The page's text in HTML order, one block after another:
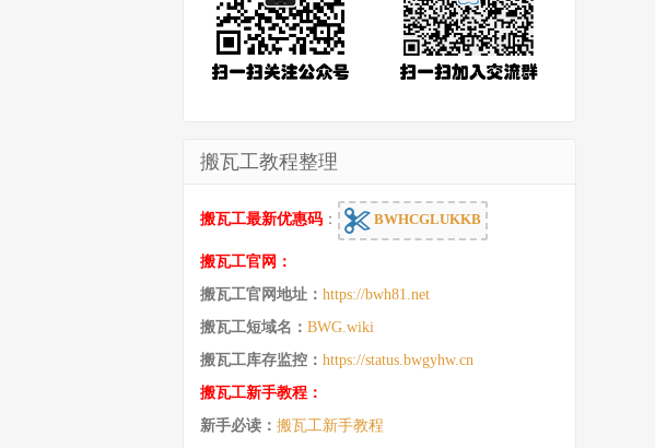
搬瓦工教程整理
搬瓦工最新优惠码 ： BWHCGLUKKB
搬瓦工官网：
搬瓦工官网地址： https://bwh81.net
搬瓦工短域名： BWG.wiki
搬瓦工库存监控： https://status.bwgyhw.cn
搬瓦工新手教程：
新手必读： 搬瓦工新手教程